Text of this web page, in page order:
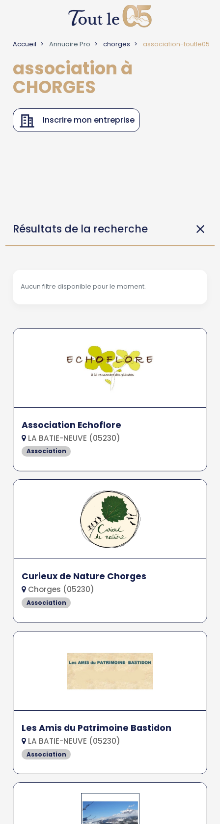
Accueil Annuaire Pro chorges association-toutle05
association à
CHORGES
Inscrire mon entreprise
Résultats de la recherche
Aucun filtre disponible pour le moment.
Association Echoflore
LA BATIE-NEUVE (05230)
Association
Curieux de Nature Chorges
Chorges (05230)
Association
Les Amis du Patrimoine Bastidon
LA BATIE-NEUVE (05230)
Association